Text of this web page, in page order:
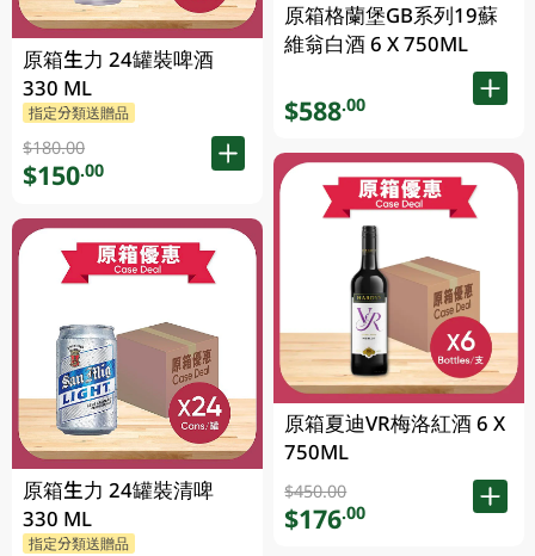
原箱生力 24罐裝啤酒
330 ML
指定分類送贈品
$180.00
$150.00
原箱生力 24罐裝清啤
330 ML
指定分類送贈品
原箱格蘭堡GB系列19蘇
維翁白酒 6 X 750ML
$588.00
原箱夏迪VR梅洛紅酒 6 X
750ML
$450.00
$176.00